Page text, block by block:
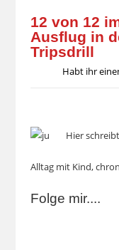
12 von 12
Ausflug in
Tripsdrill
Habt ihr einen
Hier
Alltag mit Kind,
Folge mir....